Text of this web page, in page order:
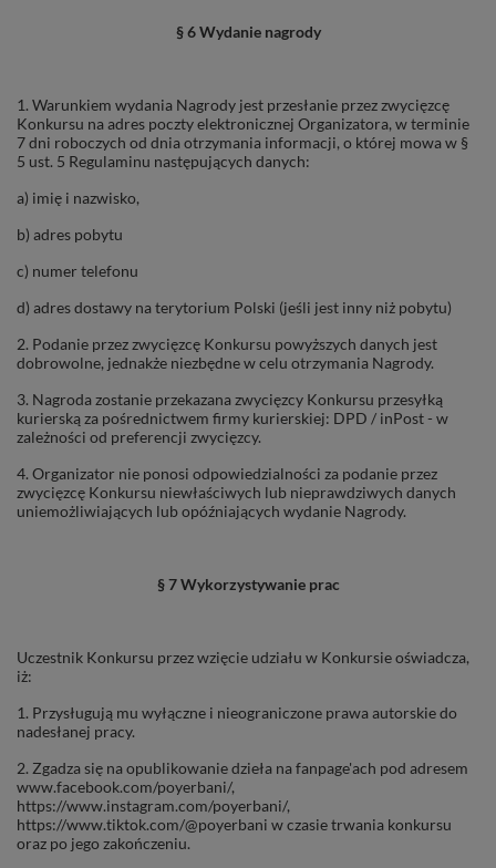
§ 6 Wydanie nagrody
1. Warunkiem wydania Nagrody jest przesłanie przez zwycięzcę
Konkursu na adres poczty elektronicznej Organizatora, w terminie
7 dni roboczych od dnia otrzymania informacji, o której mowa w §
5 ust. 5 Regulaminu następujących danych:
a) imię i nazwisko,
b) adres pobytu
c) numer telefonu
d) adres dostawy na terytorium Polski (jeśli jest inny niż pobytu)
2. Podanie przez zwycięzcę Konkursu powyższych danych jest
dobrowolne, jednakże niezbędne w celu otrzymania Nagrody.
3. Nagroda zostanie przekazana zwycięzcy Konkursu przesyłką
kurierską za pośrednictwem firmy kurierskiej: DPD / inPost - w
zależności od preferencji zwycięzcy.
4. Organizator nie ponosi odpowiedzialności za podanie przez
zwycięzcę Konkursu niewłaściwych lub nieprawdziwych danych
uniemożliwiających lub opóźniających wydanie Nagrody.
§ 7 Wykorzystywanie prac
Uczestnik Konkursu przez wzięcie udziału w Konkursie oświadcza,
iż:
1. Przysługują mu wyłączne i nieograniczone prawa autorskie do
nadesłanej pracy.
2. Zgadza się na opublikowanie dzieła na fanpage'ach pod adresem
www.facebook.com/poyerbani/,
https://www.instagram.com/poyerbani/,
https://www.tiktok.com/@poyerbani w czasie trwania konkursu
oraz po jego zakończeniu.